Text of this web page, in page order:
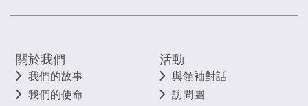
關於我們
我們的故事
我們的使命
活動
與領袖對話
訪問團